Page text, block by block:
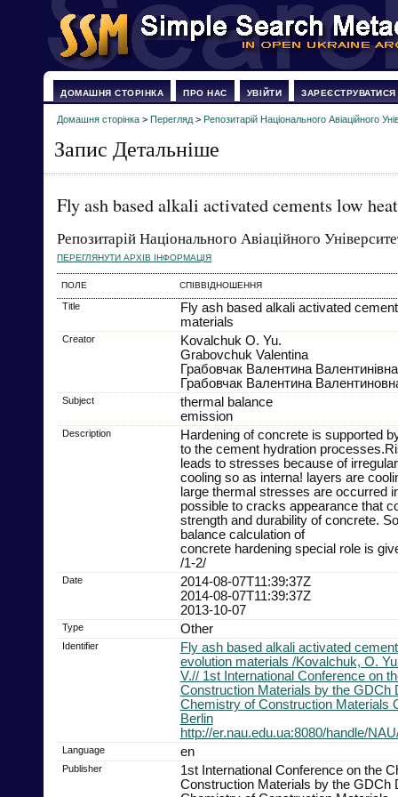
ДОМАШНЯ СТОРІНКА ПРО НАС УВІЙТИ ЗАРЕЄСТРУВАТИСЯ
Домашня сторінка > Перегляд > Репозитарій Національного Авіаційного
Запис Детальніше
Fly ash based alkali activated cements low
Репозитарій Національного Авіаційного
ПЕРЕГЛЯНУТИ АРХІВ ІНФОРМАЦІЯ
ПОЛЕ СПІВВІДНОШЕННЯ
Title
Fly ash based alkali activated
materials
Creator
Kovalchuk O. Yu.
Grabovchuk Valentina
Грабовчак Валентина Валентинівна
Грабовчак Валентина
Subject
thermal balance
emission
Description
Hardening of concrete is supported
to the cement hydration
leads to stresses because of
cooling so as interna! layers are
large thermal stresses are occurred
possible to cracks appearance that
strength and durability of concrete.
balance calculation of
concrete hardening special role is
/1-2/
Date
2014-08-07T11:39:37Z
2014-08-07T11:39:37Z
2013-10-07
Type Other
Identifier
Fly ash based alkali activated
evolution materials /Kovalchuk, O.
V.// 1st International Conference on
Construction Materials by the GDCh
Chemistry of Construction Materials
Berlin
http://er.nau.edu.ua:8080/handle/
Language en
Publisher
1st International Conference on the
Construction Materials by the GDCh